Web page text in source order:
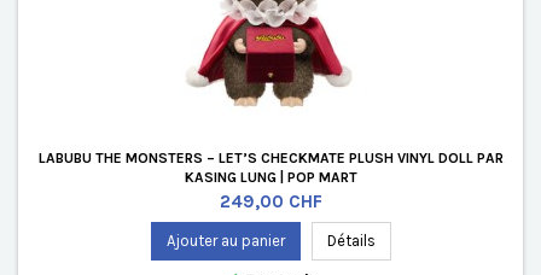
LABUBU THE MONSTERS – LET’S CHECKMATE PLUSH VINYL DOLL PAR
KASING LUNG | POP MART
Prix
249,00 CHF
Ajouter au panier Détails